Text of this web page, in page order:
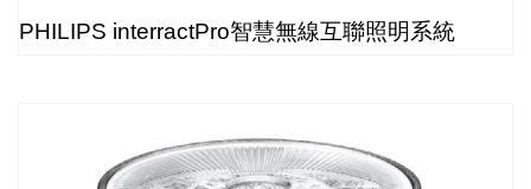
PHILIPS interractPro智慧無線互聯照明系統